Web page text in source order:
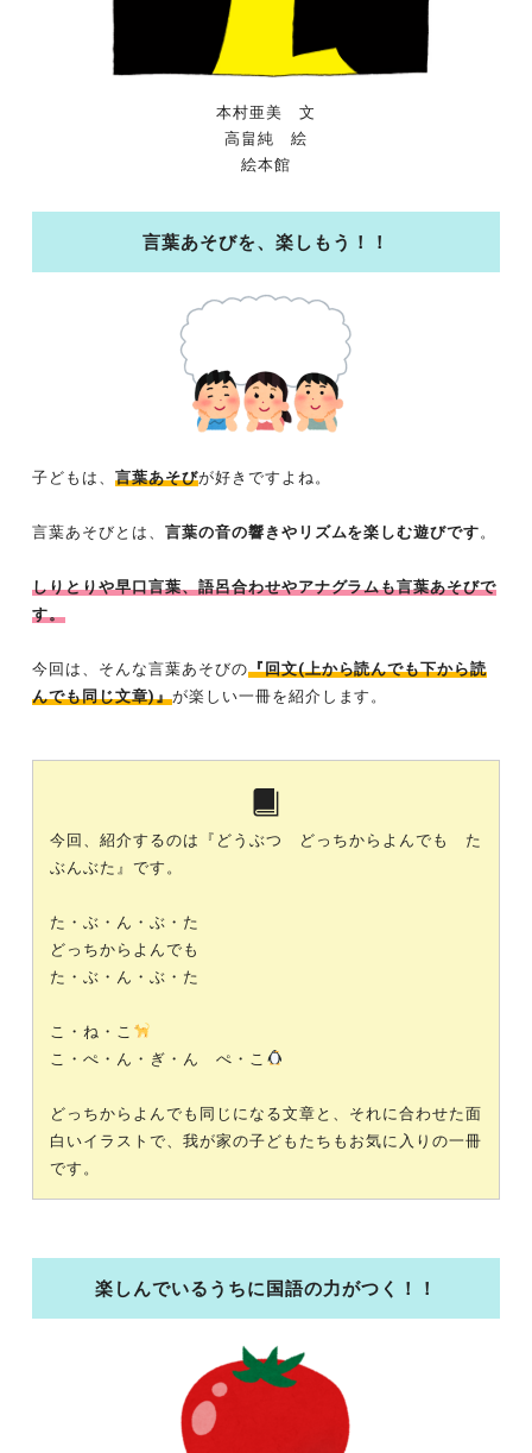
本村亜美 文
高畠純 絵
絵本館
言葉あそびを、楽しもう！！
子どもは、 言葉あそびが好きですよね。
言葉あそびとは、 言葉の音の響きやリズムを楽しむ遊びです。
しりとりや早口言葉、語呂合わせやアナグラムも言葉あそびで
す。
今回は、そんな言葉あそびの『回文(上から読んでも下から読
んでも同じ文章)』が楽しい一冊を紹介します。
今回、紹介するのは『どうぶつ どっちからよんでも た
ぶんぶた』です。
た・ぶ・ん・ぶ・た
どっちからよんでも
た・ぶ・ん・ぶ・た
こ・ね・こ
こ・ぺ・ん・ぎ・ん ぺ・こ
どっちからよんでも同じになる文章と、それに合わせた面
白いイラストで、我が家の子どもたちもお気に入りの一冊
です。
楽しんでいるうちに国語の力がつく！！